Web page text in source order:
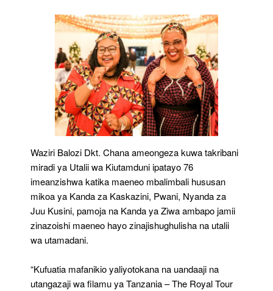
Waziri Balozi Dkt. Chana ameongeza kuwa takribani
miradi ya Utalii wa Kiutamduni ipatayo 76
imeanzishwa katika maeneo mbalimbali hususan
mikoa ya Kanda za Kaskazini, Pwani, Nyanda za
Juu Kusini, pamoja na Kanda ya Ziwa ambapo jamii
zinazoishi maeneo hayo zinajishughulisha na utalii
wa utamadani.
“Kufuatia mafanikio yaliyotokana na uandaaji na
utangazaji wa filamu ya Tanzania – The Royal Tour